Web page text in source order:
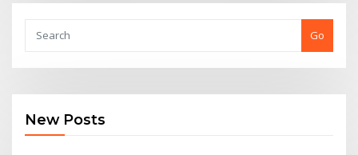
Go
New Posts